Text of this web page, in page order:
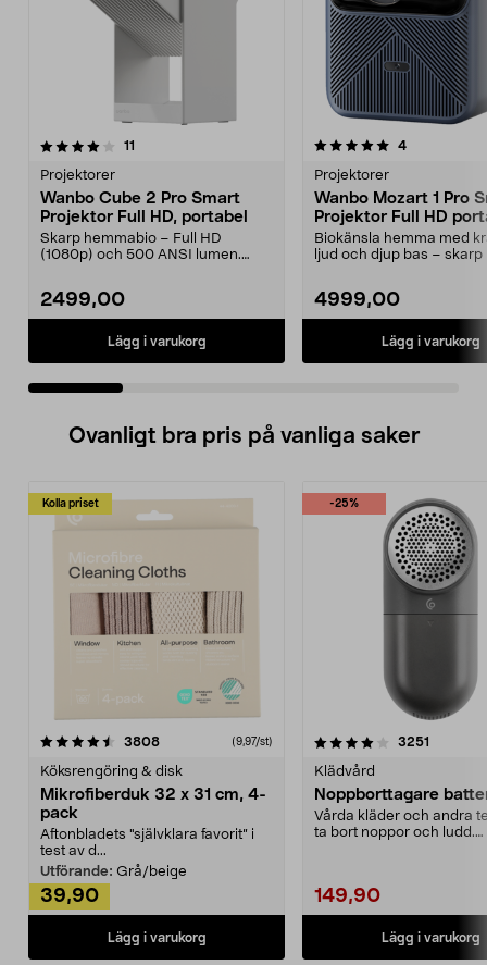
11
Projektorer
Wanbo Cube 2 Pro Smart
Projektor Full HD, portabel
Skarp hemmabio – Full HD
(1080p) och 500 ANSI lumen.
2499,00
Lägg i varukorg
5.0 av 5 stjärnor 4recensioner
Projektorer
Wanbo Mozart 1 Pro
Projektor Full HD
2025
Biokänsla hemma med
ljud och djup bas – skarp
4999,00
Lägg i varukorg
4.0 av 5 stjärnor
Ovanligt bra pris på vanliga saker
Kolla priset
3808recensioner (9,97/st)
Köksrengöring & disk
Mikrofiberduk 32 x 31 cm, 4-
pack
Aftonbladets "självklara favorit” i
test av d...
Utförande: Grå/beige
39,90
Lägg i varukorg
-25%
4.0av 5 stjärnor 3251
Klädvård
Noppborttagare
Vårda kläder och andra
ta bort noppor och ludd.
149,90
Lägg i varukorg
4.5av 5 stjärnor